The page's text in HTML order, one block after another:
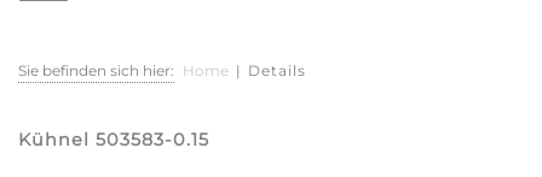
Sie befinden sich hier: Home | Details
Kühnel 503583-0.15